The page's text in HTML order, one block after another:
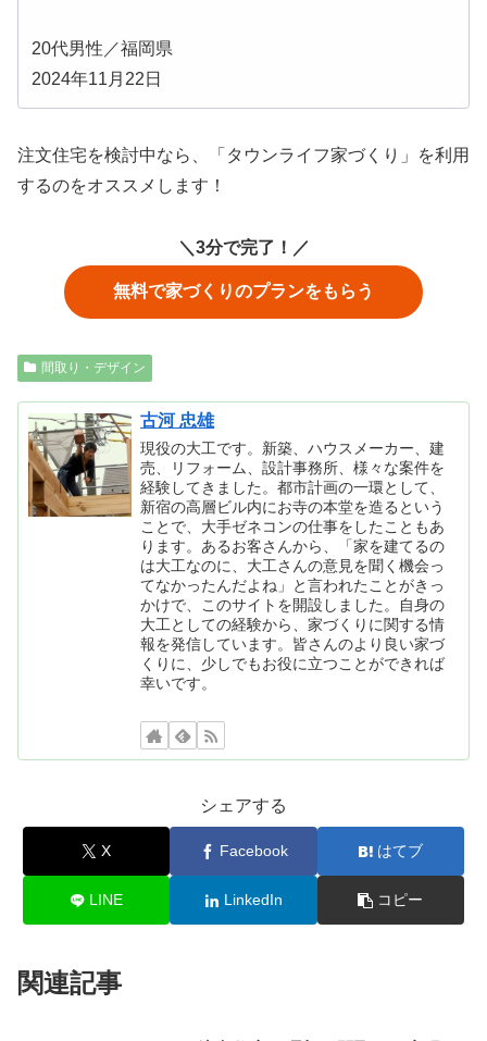
20代男性／福岡県
2024年11月22日
注文住宅を検討中なら、「タウンライフ家づくり」を利用
するのをオススメします！
＼3分で完了！／
無料で家づくりのプランをもらう
間取り・デザイン
古河 忠雄
現役の大工です。新築、ハウスメーカー、建
売、リフォーム、設計事務所、様々な案件を
経験してきました。都市計画の一環として、
新宿の高層ビル内にお寺の本堂を造るという
ことで、大手ゼネコンの仕事をしたこともあ
ります。あるお客さんから、「家を建てるの
は大工なのに、大工さんの意見を聞く機会っ
てなかったんだよね」と言われたことがきっ
かけで、このサイトを開設しました。自身の
大工としての経験から、家づくりに関する情
報を発信しています。皆さんのより良い家づ
くりに、少しでもお役に立つことができれば
幸いです。
シェアする
X Facebook はてブ
LINE LinkedIn コピー
関連記事